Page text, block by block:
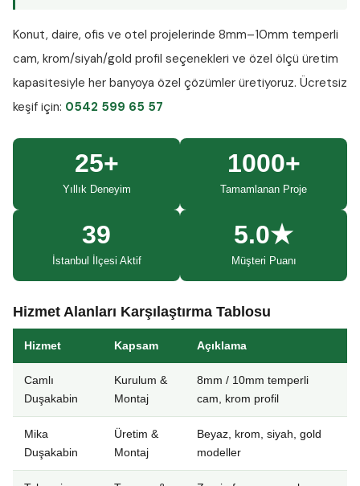
Konut, daire, ofis ve otel projelerinde 8mm–10mm temperli
cam, krom/siyah/gold profil seçenekleri ve özel ölçü üretim
kapasitesiyle her banyoya özel çözümler üretiyoruz. Ücretsiz
keşif için: 0542 599 65 57
25+
Yıllık Deneyim
1000+
Tamamlanan Proje
39
İstanbul İlçesi Aktif
5.0★
Müşteri Puanı
Hizmet Alanları Karşılaştırma Tablosu
Hizmet Kapsam Açıklama
Camlı
Duşakabin
Kurulum &
Montaj
8mm / 10mm temperli
cam, krom profil
Mika
Duşakabin
Üretim &
Montaj
Beyaz, krom, siyah, gold
modeller